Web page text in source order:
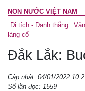
NON NƯỚC VIỆT NAM
Di tích - Danh thắng
làng cổ
Đắk Lắk:
Cập nhật: 04/01/2022
Số lần đọc: 1559